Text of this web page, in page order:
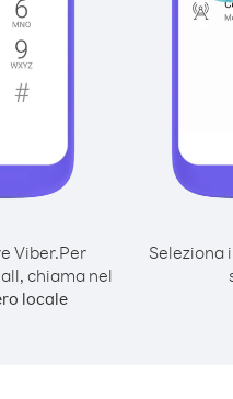
Viber.Per
chiama nel
locale
Seleziona